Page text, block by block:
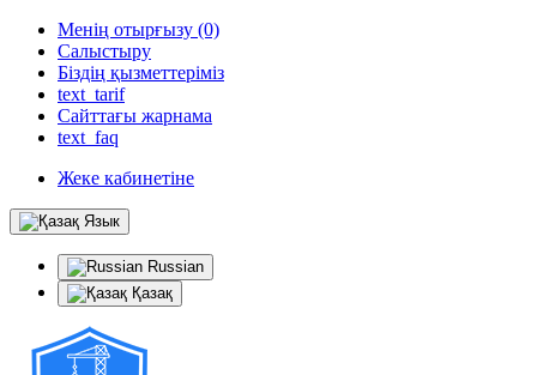
Менің отырғызу (0)
Салыстыру
Біздің қызметтеріміз
text_tarif
Сайттағы жарнама
text_faq
Жеке кабинетіне
Язык
Russian
Қазақ